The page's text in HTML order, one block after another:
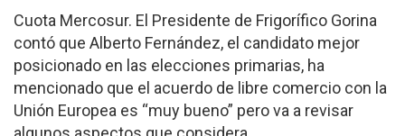
Cuota Mercosur. El Presidente de Frigorífico Gorina
contó que Alberto Fernández, el candidato mejor
posicionado en las elecciones primarias, ha
mencionado que el acuerdo de libre comercio con la
Unión Europea es “muy bueno” pero va a revisar